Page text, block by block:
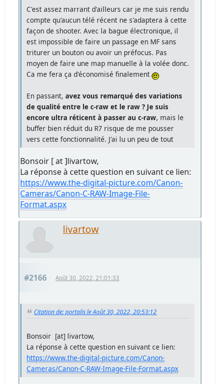
C'est assez marrant d'ailleurs car je me suis rendu
compte qu'aucun télé récent ne s'adaptera à cette
façon de shooter. Avec la bague électronique, il
est impossible de faire un passage en MF sans
triturer un bouton ou avoir un préfocus. Pas
moyen de faire une map manuelle à la volée donc.
Ca me fera ça d'économisé finalement
En passant,avez vous remarqué des variations
de qualité entre le c-raw et le raw ? Je suis
encore ultra réticent à passer au c-raw, mais le
buffer bien réduit du R7 risque de me pousser
vers cette fonctionnalité. J'ai lu un peu de tout
Bonsoir [ at ]livartow,
La réponse à cette question en suivant ce lien:
https://www.the-digital-picture.com/Canon-
Cameras/Canon-C-RAW-Image-File-
Format.aspx
livartow
#2166 Août 30, 2022, 21:01:33
Citation de: portalis le Août 30, 2022, 20:53:12
Bonsoir [at] livartow,
La réponse à cette question en suivant ce lien:
https://www.the-digital-picture.com/Canon-
Cameras/Canon-C-RAW-Image-File-Format.aspx